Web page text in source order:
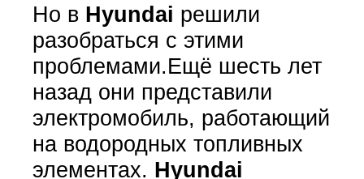
Но в Hyundai решили
разобраться с этими
проблемами.Ещё шесть лет
назад они представили
электромобиль, работающий
на водородных топливных
элементах. Hyundai